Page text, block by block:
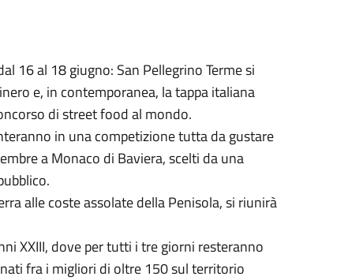
16 al 18 giugno: San Pellegrino Terme si
e, in contemporanea, la tappa italiana
di street food al mondo.
in una competizione tutta da gustare
a Monaco di Baviera, scelti da una
alle coste assolate della Penisola, si riunirà
XXIII, dove per tutti i tre giorni resteranno
fra i migliori di oltre 150 sul territorio